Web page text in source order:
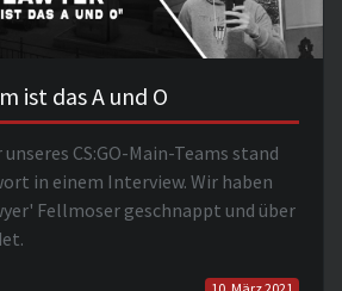
ist das A und O
CS:GO-Main-Teams stand
in einem Interview. Wir haben
Fellmoser geschnappt und über